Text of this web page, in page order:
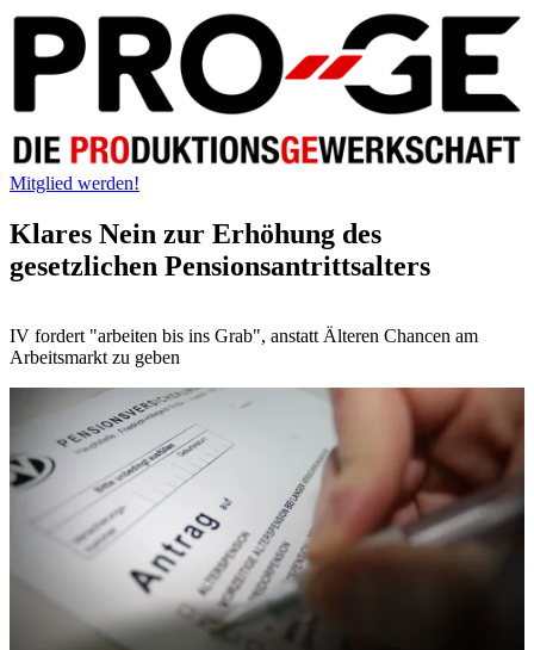
Mitglied werden!
Klares Nein zur Erhöhung des
gesetzlichen Pensionsantrittsalters
IV fordert "arbeiten bis ins Grab", anstatt Älteren Chancen am
Arbeitsmarkt zu geben